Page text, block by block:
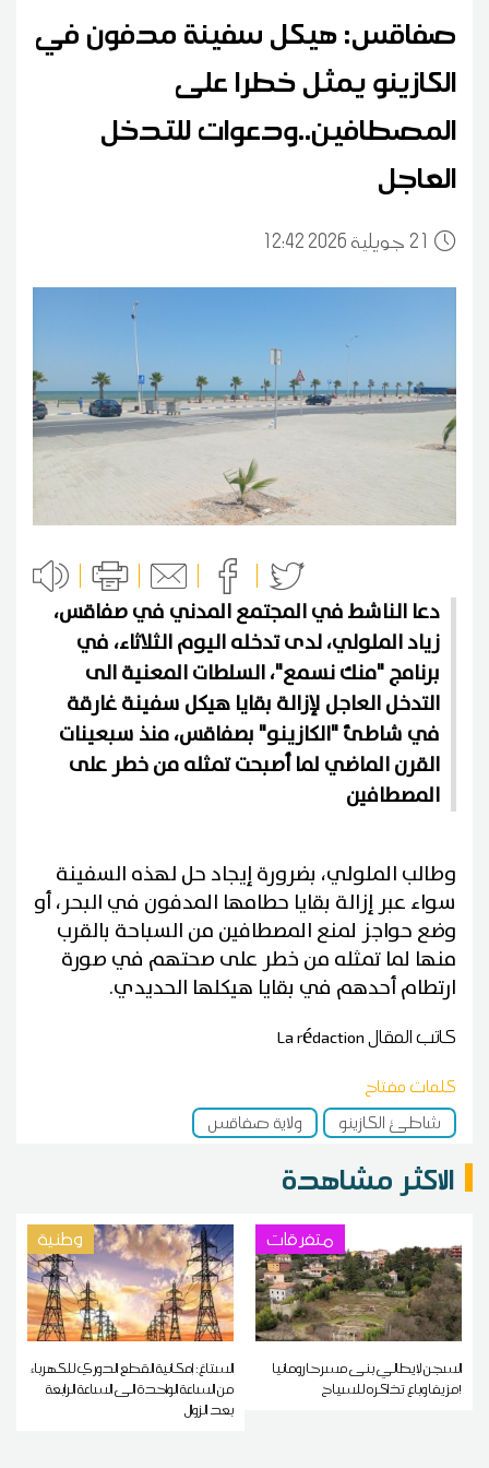
صفاقس: هيكل سفينة مدفون في
الكازينو يمثل خطرا على
المصطافين..ودعوات للتدخل
العاجل
21 12:42 2026 جويلية
دعا الناشط في المجتمع المدني في صفاقس،
زياد الملولي، لدى تدخله اليوم الثلاثاء، في
برنامج "منك نسمع"، السلطات المعنية الى
التدخل العاجل لإزالة بقايا هيكل سفينة غارقة
في شاطئ "الكازينو" بصفاقس، منذ سبعينات
القرن الماضي لما أصبحت تمثله من خطر على
المصطافين
وطالب الملولي، بضرورة إيجاد حل لهذه السفينة
سواء عبر إزالة بقايا حطامها المدفون في البحر، أو
وضع حواجز لمنع المصطافين من السباحة بالقرب
منها لما تمثله من خطر على صحتهم في صورة
ارتطام أحدهم في بقايا هيكلها الحديدي.
كاتب المقالLa rédaction
كلمات مفتاح
شاطئ الكازينو
ولاية صفاقس
الاكثر مشاهدة
متفرقات
السجن لإيطالي بنى مسرحا رومانيا
مزيفا وباع تذاكره للسياح!
وطنية
الستاغ: إمكانية القطع الدوري للكهرباء
من الساعة الواحدة الى الساعة الرابعة
بعد الزوال